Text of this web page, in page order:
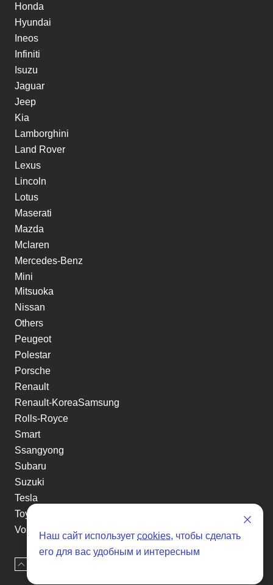
Honda
Hyundai
Ineos
Infiniti
Isuzu
Jaguar
Jeep
Kia
Lamborghini
Land Rover
Lexus
Lincoln
Lotus
Maserati
Mazda
Mclaren
Mercedes-Benz
Mini
Mitsuoka
Nissan
Others
Peugeot
Polestar
Porsche
Renault
Renault-KoreaSamsung
Rolls-Royce
Smart
Ssangyong
Subaru
Suzuki
Tesla
Toyota
Volkswagen
Xin yuan
etc
Наш сайт использует cookies, чтобы сделать
его для вас удобным и интересным